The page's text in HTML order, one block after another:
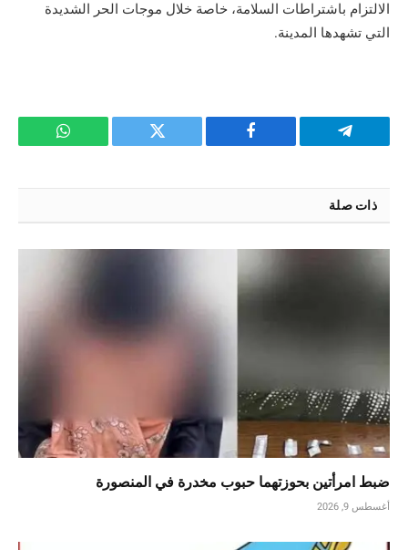
الالتزام باشتراطات السلامة، خاصة خلال موجات الحر الشديدة
التي تشهدها المدينة.
تيلقرام فيسبوك تويتر واتساب
ذات صلة
ضبط امرأتين بحوزتهما حبوب مخدرة في المنصورة
أغسطس 9, 2026